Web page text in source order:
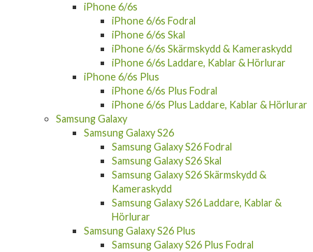
iPhone 6/6s
iPhone 6/6s Fodral
iPhone 6/6s Skal
iPhone 6/6s Skärmskydd & Kameraskydd
iPhone 6/6s Laddare, Kablar & Hörlurar
iPhone 6/6s Plus
iPhone 6/6s Plus Fodral
iPhone 6/6s Plus Laddare, Kablar & Hörlurar
Samsung Galaxy
Samsung Galaxy S26
Samsung Galaxy S26 Fodral
Samsung Galaxy S26 Skal
Samsung Galaxy S26 Skärmskydd &
Kameraskydd
Samsung Galaxy S26 Laddare, Kablar &
Hörlurar
Samsung Galaxy S26 Plus
Samsung Galaxy S26 Plus Fodral